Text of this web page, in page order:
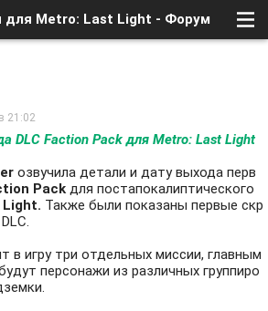
для Metro: Last Light - Форум
21:02
DLC Faction Pack для Metro: Last Light
озвучила детали и дату выхода перв
Pack для постапокалиптического
Также были показаны первые скр
в игру три отдельных миссии, главным
персонажи из различных группиро